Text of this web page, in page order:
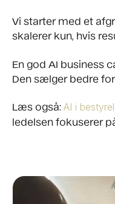
Vi starter med et
skalerer kun, hvis
En god AI business
Den sælger bedre
Læs også: AI i
ledelsen fokuserer